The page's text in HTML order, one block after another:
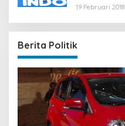
19 Februari 2018
Berita Politik